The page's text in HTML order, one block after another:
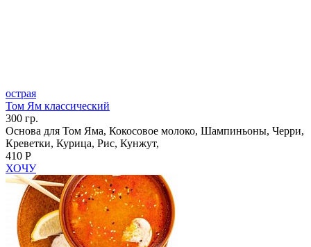
острая
Том Ям классический
300 гр.
Основа для Том Яма, Кокосовое молоко, Шампиньоны, Черри,
Креветки, Курица, Рис, Кунжут,
410 Р
ХОЧУ